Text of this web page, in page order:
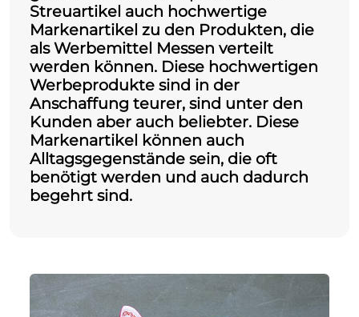
Streuartikel auch hochwertige
Markenartikel zu den Produkten, die
als Werbemittel Messen verteilt
werden können. Diese hochwertigen
Werbeprodukte sind in der
Anschaffung teurer, sind unter den
Kunden aber auch beliebter. Diese
Markenartikel können auch
Alltagsgegenstände sein, die oft
benötigt werden und auch dadurch
begehrt sind.